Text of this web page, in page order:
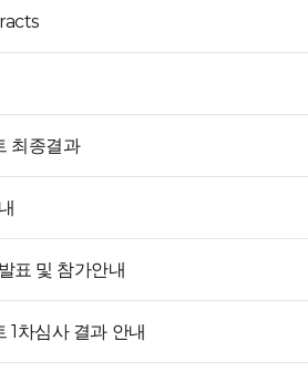
최종결과
표 및 참가안내
차심사 결과 안내